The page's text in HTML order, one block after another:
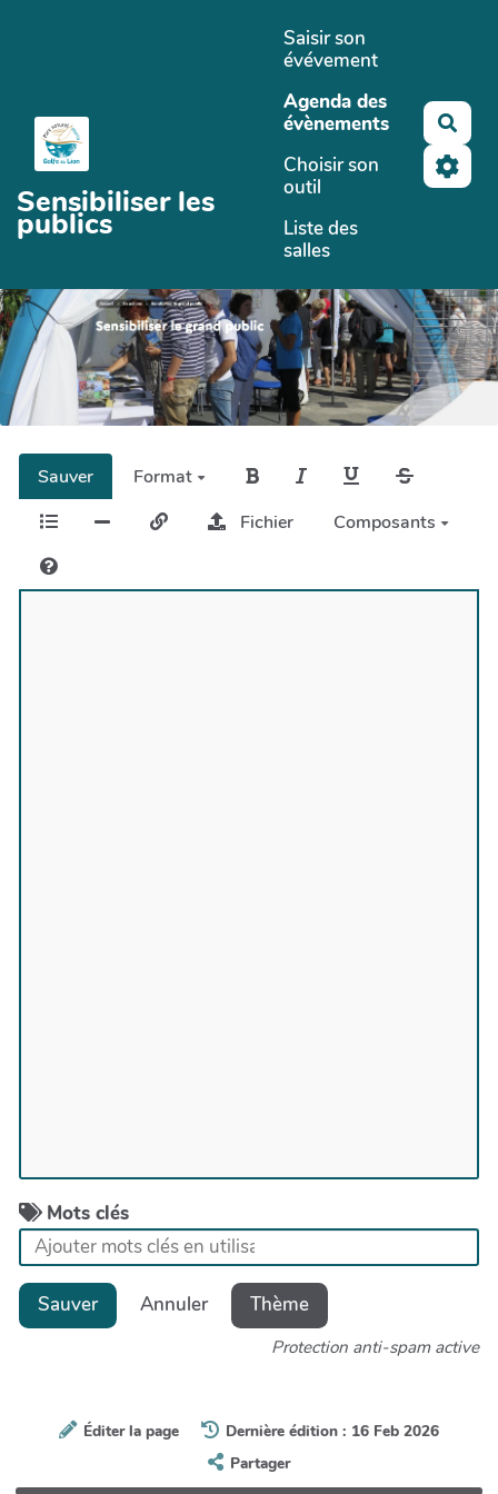
Sensibiliser les
publics
Saisir son
évévement
Agenda des
évènements
Choisir son
outil
Liste des
salles
Sauver
Format
Fichier
Composants
Mots clés
Sauver Annuler Thème
Protection anti-spam active
Éditer la page
Dernière édition : 16 Feb 2026
Partager